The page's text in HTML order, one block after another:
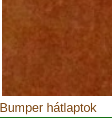
Bumper hátlaptok